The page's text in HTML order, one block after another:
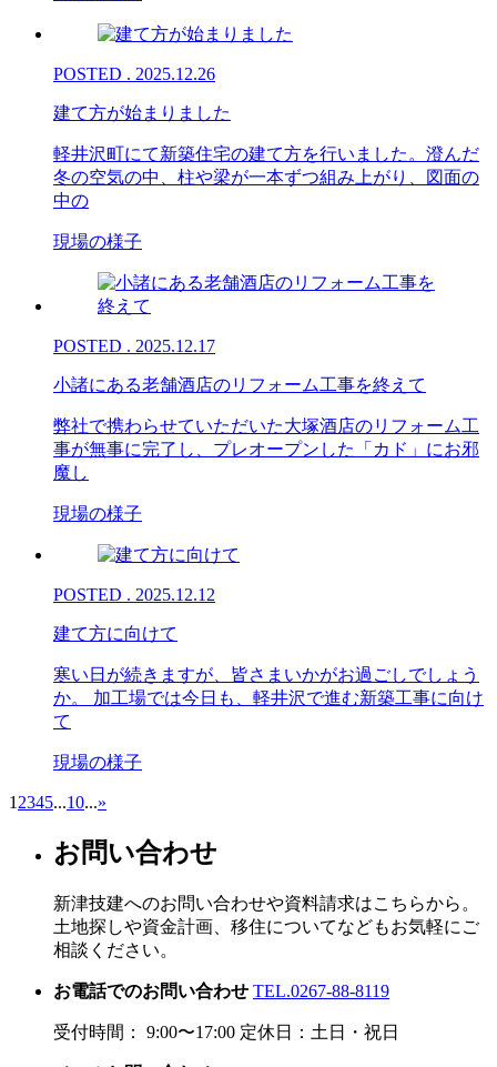
POSTED . 2025.12.26
建て方が始まりました
軽井沢町にて新築住宅の建て方を行いました。澄んだ
冬の空気の中、柱や梁が一本ずつ組み上がり、図面の
中の
現場の様子
POSTED . 2025.12.17
小諸にある老舗酒店のリフォーム工事を終えて
弊社で携わらせていただいた大塚酒店のリフォーム工
事が無事に完了し、プレオープンした「カド」にお邪
魔し
現場の様子
POSTED . 2025.12.12
建て方に向けて
寒い日が続きますが、皆さまいかがお過ごしでしょう
か。 加工場では今日も、軽井沢で進む新築工事に向け
て
現場の様子
1 2345...10...»
お問い合わせ
新津技建へのお問い合わせや資料請求はこちらから。
土地探しや資金計画、移住についてなどもお気軽にご
相談ください。
お電話でのお問い合わせ TEL.0267-88-8119
受付時間： 9:00〜17:00 定休日：土日・祝日